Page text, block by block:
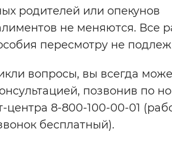
родителей или опекунов
не меняются. Все
пересмотру не
вопросы, вы всегда
позвонив по
центра 8-800-100-00-01
бесплатный).